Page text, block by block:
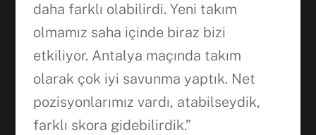
daha farklı olabilirdi. Yeni takım
olmamız saha içinde biraz bizi
etkiliyor. Antalya maçında takım
olarak çok iyi savunma yaptık. Net
pozisyonlarımız vardı, atabilseydik,
farklı skora gidebilirdik.”